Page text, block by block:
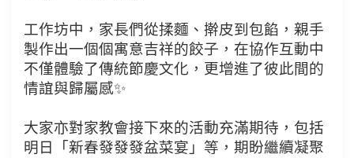
工作坊中，家長們從揉麵、擀皮到包餡，親手
製作出一個個寓意吉祥的餃子，在協作互動中
不僅體驗了傳統節慶文化，更增進了彼此間的
情誼與歸屬感✨
大家亦對家教會接下來的活動充滿期待，包括
明日「新春發發發盆菜宴」等，期盼繼續凝聚